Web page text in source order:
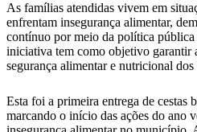
As famílias atendidas vivem em
enfrentam insegurança alimentar,
contínuo por meio da política pública
iniciativa tem como objetivo garantir
segurança alimentar e nutricional
Esta foi a primeira entrega de cestas
marcando o início das ações do ano